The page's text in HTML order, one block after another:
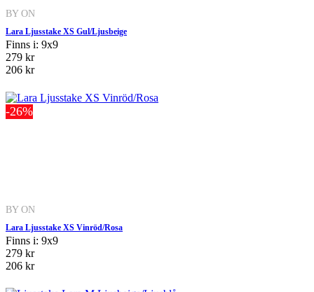
BY ON
Lara Ljusstake XS Gul/Ljusbeige
Finns i: 9x9
279 kr
206 kr
-26%
BY ON
Lara Ljusstake XS Vinröd/Rosa
Finns i: 9x9
279 kr
206 kr